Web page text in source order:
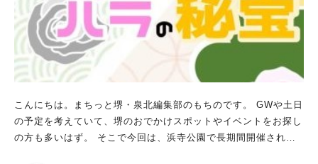
トを購入して参加できます！（※各回16名が定員） 4月19日～5
月25日は「シャカシャカキーホルダー」、5月31日～7月13日は
「ふねの温度計」が作れちゃいます。 海や魚について知ろう！
堺市立ビッグバンは、雨の日でも暑い日でも寒い日でも、楽しく
遊べる場所です。 7月13日（日）までは、「ぎょぎょっと仰天！
画展なので、ぜひ訪れてみてくださいね。 ビッグバンについて
は、公式サイトをチェックしてください。 ※写真は全て施設提
供
こんにちは。まちっと堺・泉北編集部のもちのです。 GWや土日
の予定を考えていて、堺のおでかけスポットやイベントをお探し
の方も多いはず。 そこで今回は、浜寺公園で長期間開催される